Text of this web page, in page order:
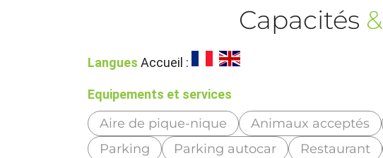
Capacités &
Langues Accueil :
Equipements et services
Aire de pique-nique Animaux acceptés
Parking
Parking autocar Restaurant